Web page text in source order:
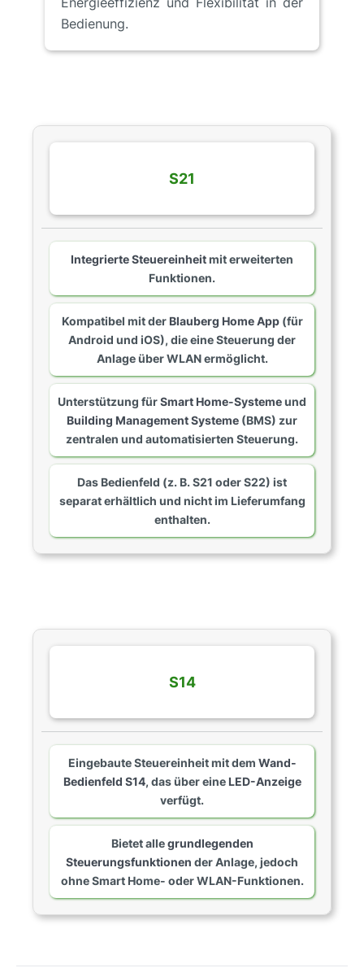
Bedienung.
S21
Integrierte Steuereinheitmit erweiterten
Funktionen.
Kompatibel mit der Blauberg Home App(für
Android und iOS), die eine Steuerung der
Anlage über WLAN ermöglicht.
Unterstützung fürSmart Home-Systemeund
Building Management Systeme (BMS) zur
zentralen und automatisierten Steuerung.
Das Bedienfeld (z. B. S21 oder S22) ist
separat erhältlich und nicht im Lieferumfang
enthalten.
S14
Eingebaute Steuereinheit mit dem Wand-
Bedienfeld S14, das über eine LED-Anzeige
verfügt.
Bietet allegrundlegenden
Steuerungsfunktionen der Anlage, jedoch
ohne Smart Home- oder WLAN-Funktionen.